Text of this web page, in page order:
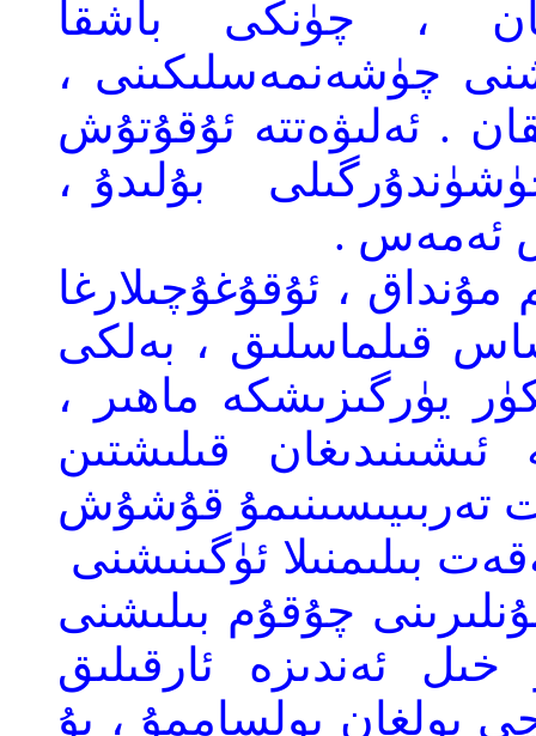
، چۈنكى باشقا
چۈشەنمەسلىكىنى ،
. ئەلىۋەتتە ئۇقۇتۇش
بۇلىدۇ ،
ئەمەس .
، ئۇقۇغۇچىلارغا
قىلماسلىق ، بەلكى
يۈرگىزىشكە ماھىر ،
ئىشىنىدىغان قىلىشتىن
تەربىيىسىنىمۇ قۇشۇش
بىلىمنىلا ئۈگىنىشنى
چۇقۇم بىلىشنى
ئەندىزە ئارقىلىق
بولغان بولساممۇ ، بۇ